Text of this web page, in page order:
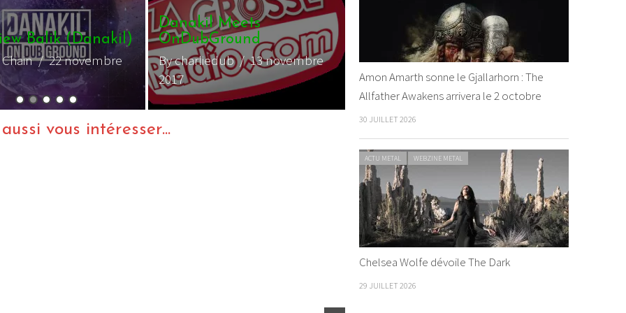
2017- 30/06-
07
Rastacuir/ 4 août 2017
Danakil – Pars
By charliedub/ 5 juillet 2017
Danakil et Volodia –
Vedène, 21 avril 2017
By Dashoo/ 1 mai 2017
vous intéresser...
Amon Amarth sonne le Gjallarhorn : The
Allfather Awakens arrivera le 2 octobre
30 JUILLET 2026
ACTU METAL WEBZINE METAL
Chelsea Wolfe dévoile The Dark
29 JUILLET 2026